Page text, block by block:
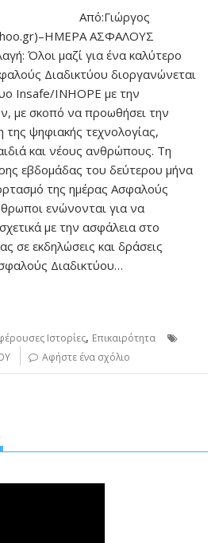
Από:Γιώργος
ΑΣΦΑΛΟΥΣ
Όλοι μαζί για ένα καλύτερο
Διαδικτύου διοργανώνεται
Insafe/INHOPE με την
με σκοπό να προωθήσει την
της ψηφιακής τεχνολογίας,
και νέους ανθρώπους. Τη
εβδομάδας του δεύτερου μήνα
της ημέρας Ασφαλούς
ενώνονται για να
με την ασφάλεια στο
σε εκδηλώσεις και δράσεις
Διαδικτύου…
Ιστορίες, Επικαιρότητα
Αφήστε ένα σχόλιο